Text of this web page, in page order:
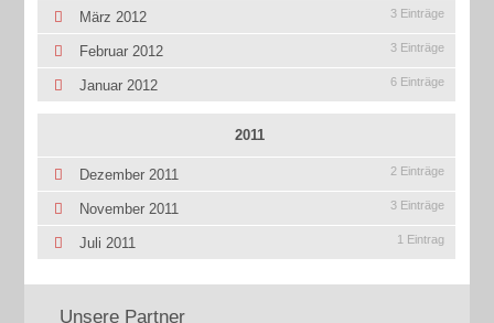
März 2012 3 Einträge
Februar 2012 3 Einträge
Januar 2012 6 Einträge
2011
Dezember 2011 2 Einträge
November 2011 3 Einträge
Juli 2011 1 Eintrag
Unsere Partner